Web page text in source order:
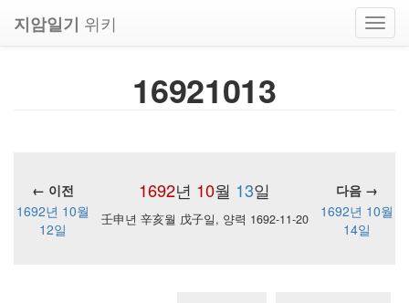
지암일기 위키
16921013
1692년 10월 13일
← 이전
다음 →
1692년 10월
12일
壬申년 辛亥월 戊子일, 양력 1692-11-20
1692년 10월
14일